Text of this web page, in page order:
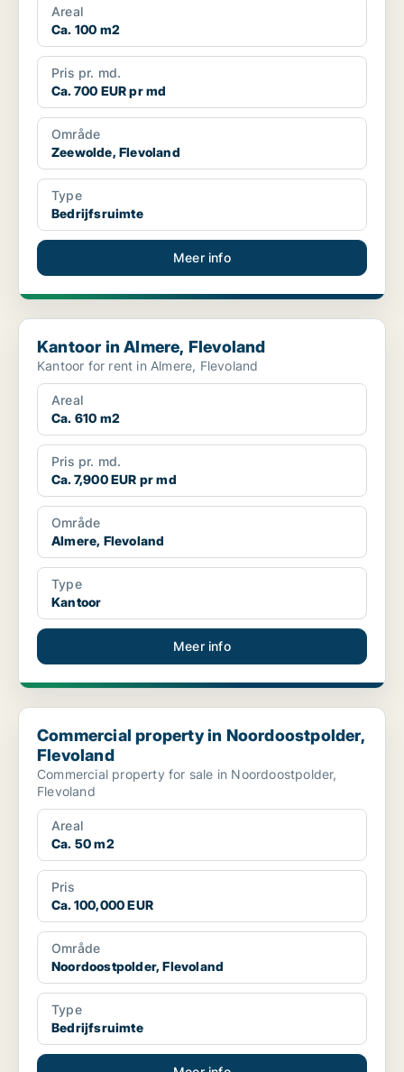
Areal
Ca. 100 m2
Pris pr. md.
Ca. 700 EUR pr md
Område
Zeewolde, Flevoland
Type
Bedrijfsruimte
Meer info
Kantoor in Almere, Flevoland
Kantoor in Almere, Flevoland
Kantoor for rent in Almere, Flevoland
Areal
Ca. 610 m2
Pris pr. md.
Ca. 7,900 EUR pr md
Område
Almere, Flevoland
Type
Kantoor
Meer info
Commercial property in Noordoostpolder, Flevoland
Commercial property in Noordoostpolder,
Flevoland
Commercial property for sale in Noordoostpolder,
Flevoland
Areal
Ca. 50 m2
Pris
Ca. 100,000 EUR
Område
Noordoostpolder, Flevoland
Type
Bedrijfsruimte